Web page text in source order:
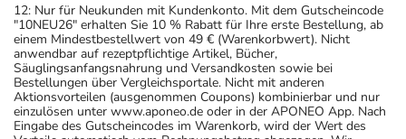
12: Nur für Neukunden mit Kundenkonto. Mit dem Gutscheincode
"10NEU26" erhalten Sie 10 % Rabatt für Ihre erste Bestellung, ab
einem Mindestbestellwert von 49 € (Warenkorbwert). Nicht
anwendbar auf rezeptpflichtige Artikel, Bücher,
Säuglingsanfangsnahrung und Versandkosten sowie bei
Bestellungen über Vergleichsportale. Nicht mit anderen
Aktionsvorteilen (ausgenommen Coupons) kombinierbar und nur
einzulösen unter www.aponeo.de oder in der APONEO App. Nach
Eingabe des Gutscheincodes im Warenkorb, wird der Wert des